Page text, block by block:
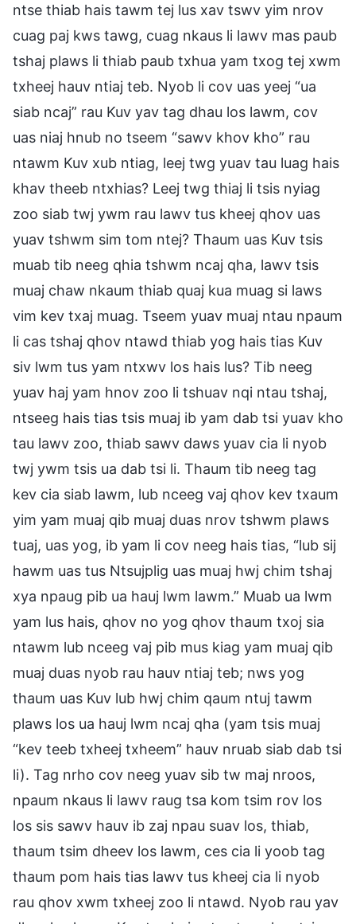
ntse thiab hais tawm tej lus xav tswv yim nrov
cuag paj kws tawg, cuag nkaus li lawv mas paub
tshaj plaws li thiab paub txhua yam txog tej xwm
txheej hauv ntiaj teb. Nyob li cov uas yeej “ua
siab ncaj” rau Kuv yav tag dhau los lawm, cov
uas niaj hnub no tseem “sawv khov kho” rau
ntawm Kuv xub ntiag, leej twg yuav tau luag hais
khav theeb ntxhias? Leej twg thiaj li tsis nyiag
zoo siab twj ywm rau lawv tus kheej qhov uas
yuav tshwm sim tom ntej? Thaum uas Kuv tsis
muab tib neeg qhia tshwm ncaj qha, lawv tsis
muaj chaw nkaum thiab quaj kua muag si laws
vim kev txaj muag. Tseem yuav muaj ntau npaum
li cas tshaj qhov ntawd thiab yog hais tias Kuv
siv lwm tus yam ntxwv los hais lus? Tib neeg
yuav haj yam hnov zoo li tshuav nqi ntau tshaj,
ntseeg hais tias tsis muaj ib yam dab tsi yuav kho
tau lawv zoo, thiab sawv daws yuav cia li nyob
twj ywm tsis ua dab tsi li. Thaum tib neeg tag
kev cia siab lawm, lub nceeg vaj qhov kev txaum
yim yam muaj qib muaj duas nrov tshwm plaws
tuaj, uas yog, ib yam li cov neeg hais tias, “lub sij
hawm uas tus Ntsujplig uas muaj hwj chim tshaj
xya npaug pib ua hauj lwm lawm.” Muab ua lwm
yam lus hais, qhov no yog qhov thaum txoj sia
ntawm lub nceeg vaj pib mus kiag yam muaj qib
muaj duas nyob rau hauv ntiaj teb; nws yog
thaum uas Kuv lub hwj chim qaum ntuj tawm
plaws los ua hauj lwm ncaj qha (yam tsis muaj
“kev teeb txheej txheem” hauv nruab siab dab tsi
li). Tag nrho cov neeg yuav sib tw maj nroos,
npaum nkaus li lawv raug tsa kom tsim rov los
los sis sawv hauv ib zaj npau suav los, thiab,
thaum tsim dheev los lawm, ces cia li yoob tag
thaum pom hais tias lawv tus kheej cia li nyob
rau qhov xwm txheej zoo li ntawd. Nyob rau yav